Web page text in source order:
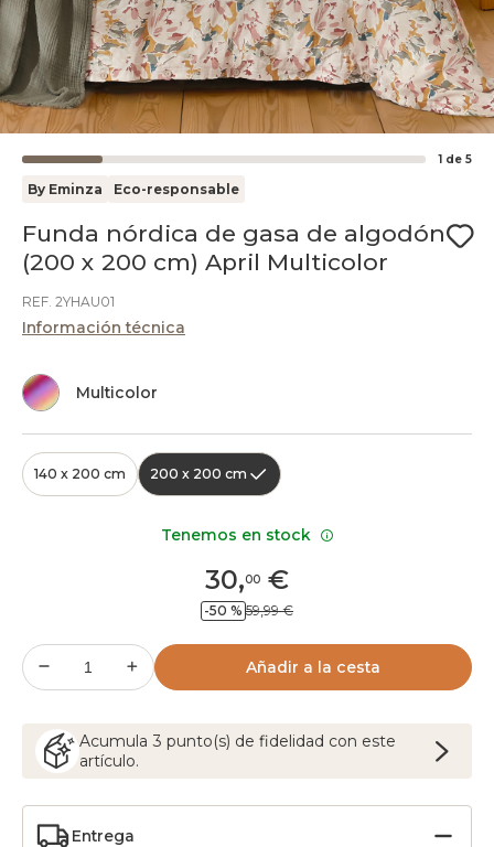
1 de 5
By Eminza Eco-responsable
Funda nórdica de gasa de algodón
(200 x 200 cm) April Multicolor
REF. 2YHAU01
Información técnica
Multicolor
140 x 200 cm 200 x 200 cm
30,00 €
-50 % 59,99 €
Añadir a la cesta
Acumula 3 punto(s) de fidelidad con este
artículo.
Entrega